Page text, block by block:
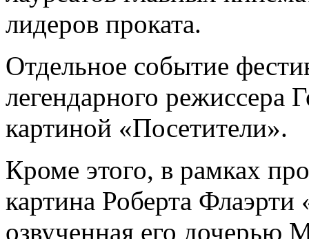
лидеров проката.
Отдельное событие
легендарного режиссера
картиной «Посетители».
Кроме этого, в рамках
картина Роберта
озвученная его дочерью